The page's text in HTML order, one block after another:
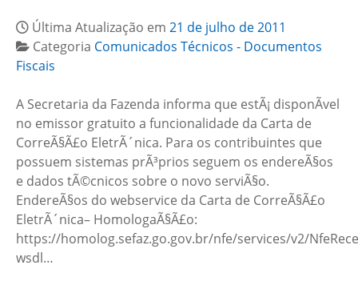
Última Atualização em 21 de julho de 2011
Categoria Comunicados Técnicos - Documentos
Fiscais
A Secretaria da Fazenda informa que estÃ¡ disponÃ­vel
no emissor gratuito a funcionalidade da Carta de
CorreÃ§Ã£o EletrÃ´nica. Para os contribuintes que
possuem sistemas prÃ³prios seguem os endereÃ§os
e dados tÃ©cnicos sobre o novo serviÃ§o.
EndereÃ§os do webservice da Carta de CorreÃ§Ã£o
EletrÃ´nica– HomologaÃ§Ã£o:
https://homolog.sefaz.go.gov.br/nfe/services/v2/
wsdl…